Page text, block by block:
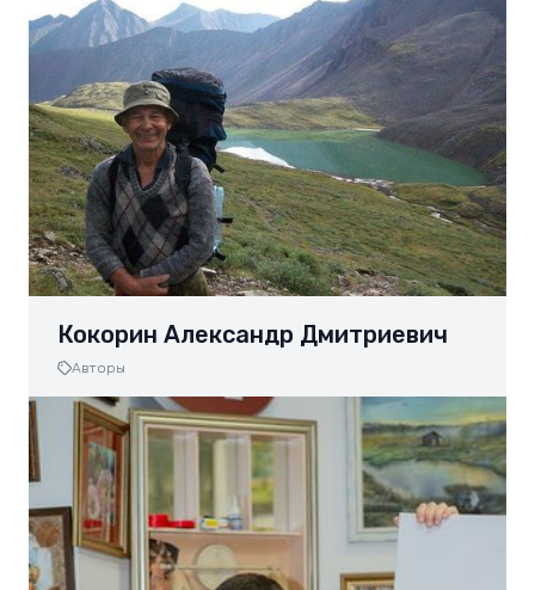
Кокорин Александр Дмитриевич
Авторы